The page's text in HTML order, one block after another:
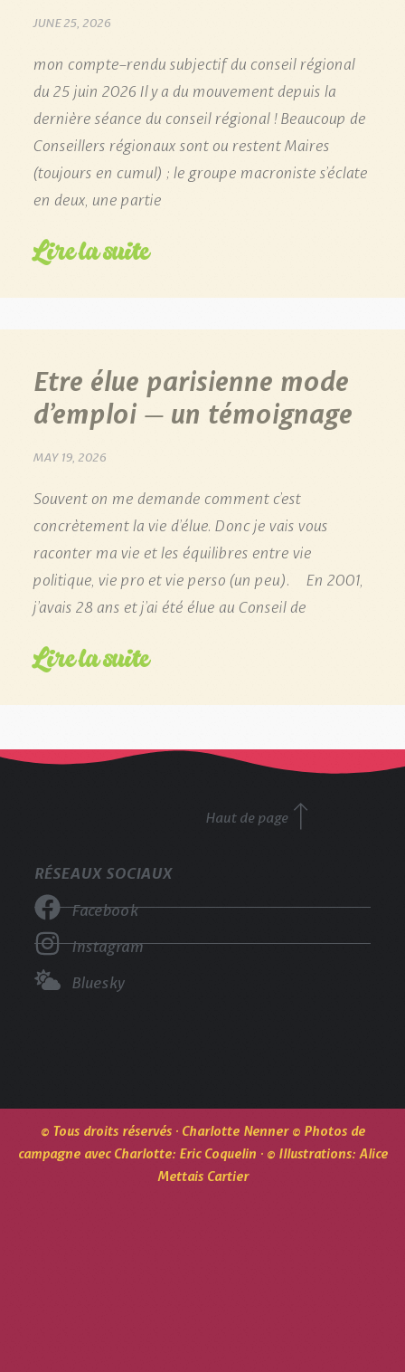
JUNE 25, 2026
mon compte-rendu subjectif du conseil régional
du 25 juin 2026 Il y a du mouvement depuis la
dernière séance du conseil régional ! Beaucoup de
Conseillers régionaux sont ou restent Maires
(toujours en cumul) ; le groupe macroniste s’éclate
en deux, une partie
Lire la suite
Etre élue parisienne mode
d’emploi – un témoignage
MAY 19, 2026
Souvent on me demande comment c’est
concrètement la vie d’élue. Donc je vais vous
raconter ma vie et les équilibres entre vie
politique, vie pro et vie perso (un peu). En 2001,
j’avais 28 ans et j’ai été élue au Conseil de
Lire la suite
RÉSEAUX SOCIAUX
Facebook
Instagram
Bluesky
Haut de page
© Tous droits réservés · Charlotte Nenner © Photos de
campagne avec Charlotte: Eric Coquelin · © Illustrations: Alice
Mettais Cartier